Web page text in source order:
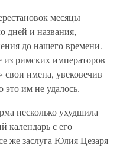
месяцы
дней и названия,
до нашего времени.
римских императоров
свои имена, увековечив
им не удалось.
несколько ухудшила
календарь с его
же заслуга Юлия Цезаря